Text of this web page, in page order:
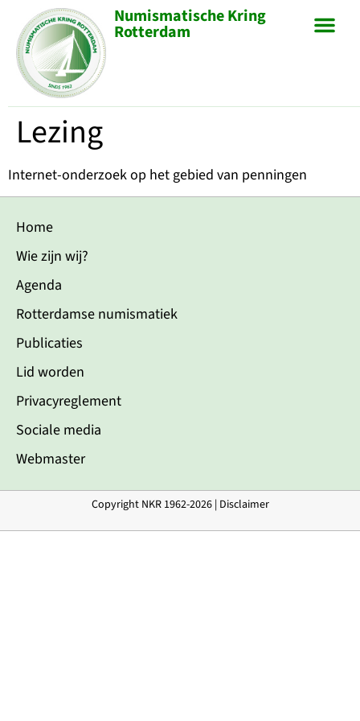
Numismatische Kring
Rotterdam
Lezing
Internet-onderzoek op het gebied van penningen
Home
Wie zijn wij?
Agenda
Rotterdamse numismatiek
Publicaties
Lid worden
Privacyreglement
Sociale media
Webmaster
Copyright NKR 1962-2026 | Disclaimer